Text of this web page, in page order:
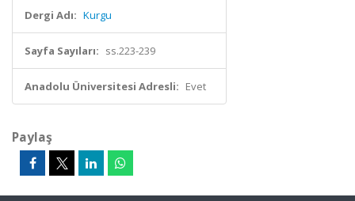
Dergi Adı: Kurgu
Sayfa Sayıları: ss.223-239
Anadolu Üniversitesi Adresli: Evet
Paylaş